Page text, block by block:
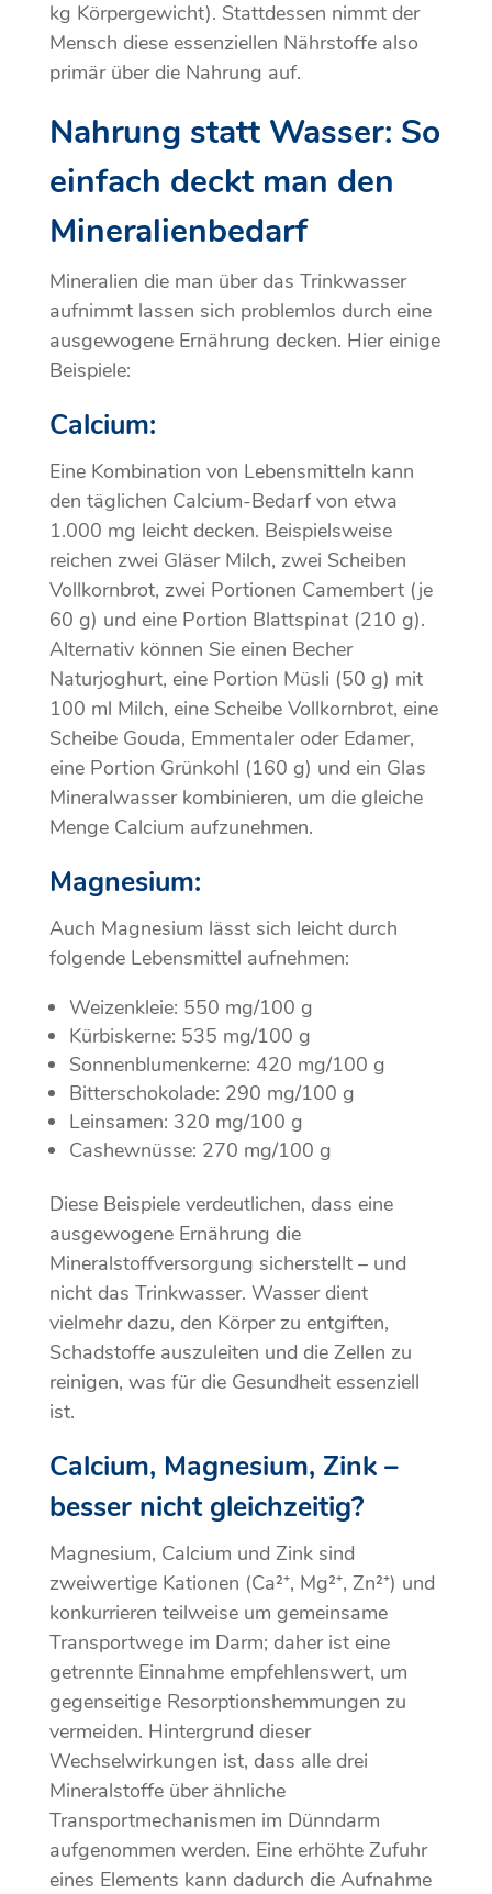
kg Körpergewicht). Stattdessen nimmt der
Mensch diese essenziellen Nährstoffe also
primär über die Nahrung auf.
Nahrung statt Wasser: So
einfach deckt man den
Mineralienbedarf
Mineralien die man über das Trinkwasser
aufnimmt lassen sich problemlos durch eine
ausgewogene Ernährung decken. Hier einige
Beispiele:
Calcium:
Eine Kombination von Lebensmitteln kann
den täglichen Calcium-Bedarf von etwa
1.000 mg leicht decken. Beispielsweise
reichen zwei Gläser Milch, zwei Scheiben
Vollkornbrot, zwei Portionen Camembert (je
60 g) und eine Portion Blattspinat (210 g).
Alternativ können Sie einen Becher
Naturjoghurt, eine Portion Müsli (50 g) mit
100 ml Milch, eine Scheibe Vollkornbrot, eine
Scheibe Gouda, Emmentaler oder Edamer,
eine Portion Grünkohl (160 g) und ein Glas
Mineralwasser kombinieren, um die gleiche
Menge Calcium aufzunehmen.
Magnesium:
Auch Magnesium lässt sich leicht durch
folgende Lebensmittel aufnehmen:
Weizenkleie: 550 mg/100 g
Kürbiskerne: 535 mg/100 g
Sonnenblumenkerne: 420 mg/100 g
Bitterschokolade: 290 mg/100 g
Leinsamen: 320 mg/100 g
Cashewnüsse: 270 mg/100 g
Diese Beispiele verdeutlichen, dass eine
ausgewogene Ernährung die
Mineralstoffversorgung sicherstellt – und
nicht das Trinkwasser. Wasser dient
vielmehr dazu, den Körper zu entgiften,
Schadstoffe auszuleiten und die Zellen zu
reinigen, was für die Gesundheit essenziell
ist.
Calcium, Magnesium, Zink –
besser nicht gleichzeitig?
Magnesium, Calcium und Zink sind
zweiwertige Kationen (Ca²⁺, Mg²⁺, Zn²⁺) und
konkurrieren teilweise um gemeinsame
Transportwege im Darm; daher ist eine
getrennte Einnahme empfehlenswert, um
gegenseitige Resorptionshemmungen zu
vermeiden. Hintergrund dieser
Wechselwirkungen ist, dass alle drei
Mineralstoffe über ähnliche
Transportmechanismen im Dünndarm
aufgenommen werden. Eine erhöhte Zufuhr
eines Elements kann dadurch die Aufnahme